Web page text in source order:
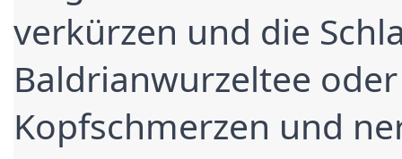
verkürzen und die
Baldrianwurzeltee
Kopfschmerzen und